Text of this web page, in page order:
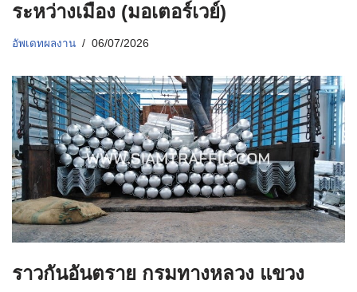
ระหว่างเมือง (มอเตอร์เวย์)
อัพเดทผลงาน 06/07/2026
ราวกันอันตราย กรมทางหลวง แขวง